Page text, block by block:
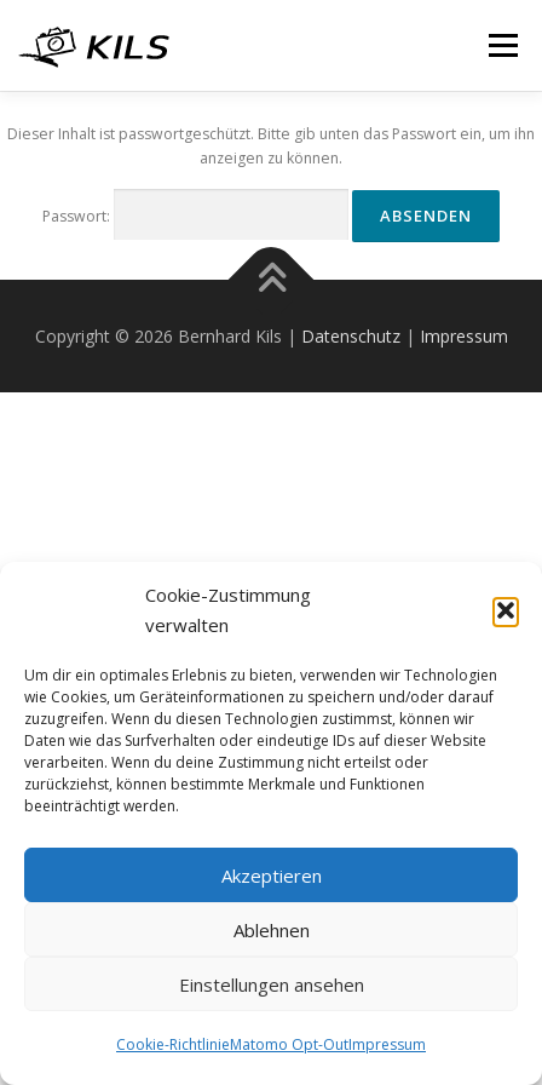
Cookie-Zustimmung
verwalten
Um dir ein optimales Erlebnis zu bieten, verwenden wir Technologien
wie Cookies, um Geräteinformationen zu speichern und/oder darauf
zuzugreifen. Wenn du diesen Technologien zustimmst, können wir
Daten wie das Surfverhalten oder eindeutige IDs auf dieser Website
verarbeiten. Wenn du deine Zustimmung nicht erteilst oder
zurückziehst, können bestimmte Merkmale und Funktionen
beeinträchtigt werden.
Akzeptieren
Ablehnen
Einstellungen ansehen
Cookie-RichtlinieMatomo Opt-OutImpressum
Inhalt
springen
Menü
DER KURS ABLAUF REFERENZ
ANMELDUNG
Dieser Inhalt ist passwortgeschützt. Bitte gib unten das Passwort ein, um ihn
anzeigen zu können.
Passwort:
Copyright © 2026 Bernhard Kils | Datenschutz| Impressum